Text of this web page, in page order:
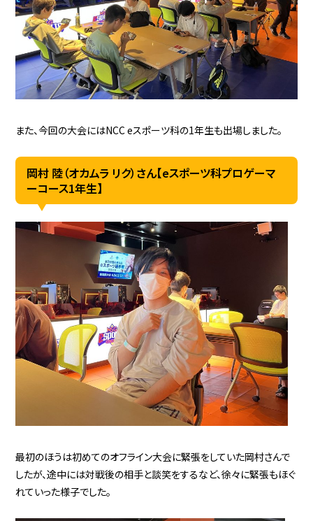
また、今回の大会にはNCC eスポーツ科の1年生も出場しました。
岡村 陸（オカムラ リク）さん【eスポーツ科プロゲーマ
ーコース1年生】
最初のほうは初めてのオフライン大会に緊張をしていた岡村さんで
したが、途中には対戦後の相手と談笑をするなど、徐々に緊張もほぐ
れていった様子でした。